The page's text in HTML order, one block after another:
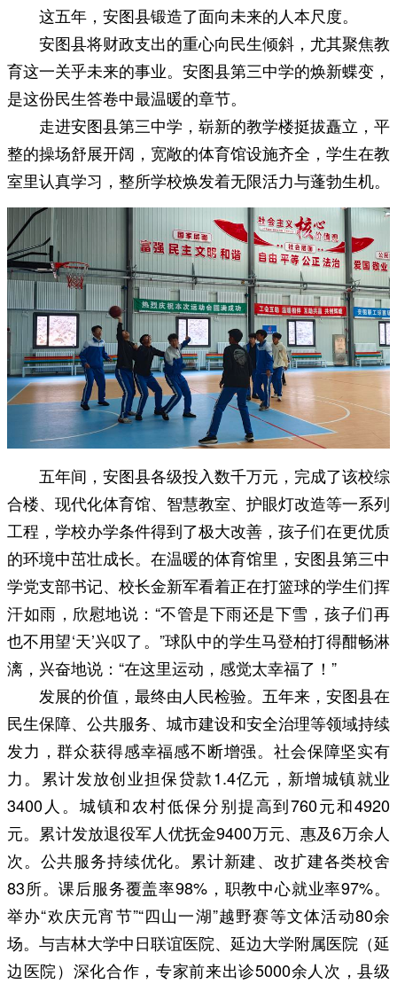
这五年，安图县锻造了面向未来的人本尺度。
安图县将财政支出的重心向民生倾斜，尤其聚焦教
育这一关乎未来的事业。安图县第三中学的焕新蝶变，
是这份民生答卷中最温暖的章节。
走进安图县第三中学，崭新的教学楼挺拔矗立，平
整的操场舒展开阔，宽敞的体育馆设施齐全，学生在教
室里认真学习，整所学校焕发着无限活力与蓬勃生机。
五年间，安图县各级投入数千万元，完成了该校综
合楼、现代化体育馆、智慧教室、护眼灯改造等一系列
工程，学校办学条件得到了极大改善，孩子们在更优质
的环境中茁壮成长。在温暖的体育馆里，安图县第三中
学党支部书记、校长金新军看着正在打篮球的学生们挥
汗如雨，欣慰地说：“不管是下雨还是下雪，孩子们再
也不用望‘天’兴叹了。”球队中的学生马登柏打得酣畅淋
漓，兴奋地说：“在这里运动，感觉太幸福了！”
发展的价值，最终由人民检验。五年来，安图县在
民生保障、公共服务、城市建设和安全治理等领域持续
发力，群众获得感幸福感不断增强。社会保障坚实有
力。累计发放创业担保贷款1.4亿元，新增城镇就业
3400人。城镇和农村低保分别提高到760元和4920
元。累计发放退役军人优抚金9400万元、惠及6万余人
次。公共服务持续优化。累计新建、改扩建各类校舍
83所。课后服务覆盖率98%，职教中心就业率97%。
举办“欢庆元宵节”“四山一湖”越野赛等文体活动80余
场。与吉林大学中日联谊医院、延边大学附属医院（延
边医院）深化合作，专家前来出诊5000余人次，县级